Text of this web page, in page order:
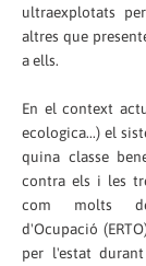
ultraexplotats
altres que
a ells.
En el context
ecologica...) el
quina classe
contra els i les
com molts
d'Ocupació (ERTO
per l'estat